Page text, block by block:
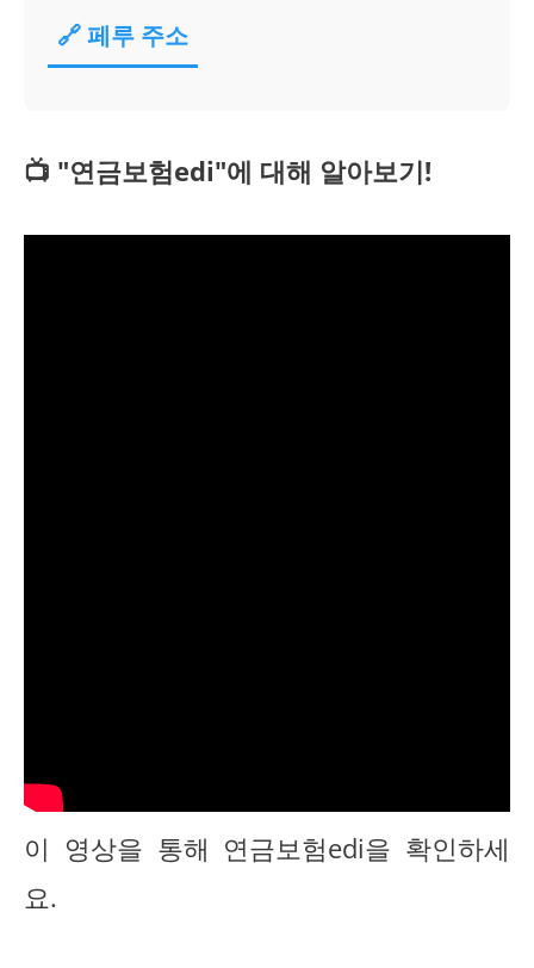
🔗 페루 주소
📺 "연금보험edi"에 대해 알아보기!
이 영상을 통해 연금보험edi을 확인하세
요.